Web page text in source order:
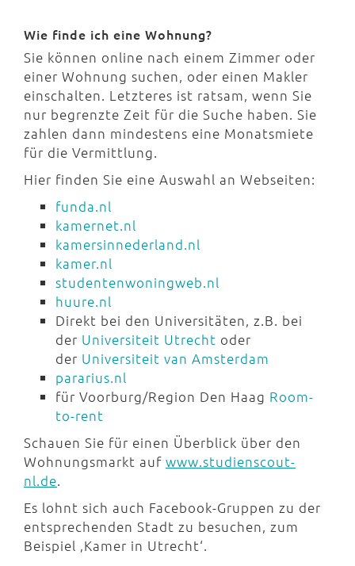
Wie finde ich eine Wohnung?
Sie können online nach einem Zimmer oder
einer Wohnung suchen, oder einen Makler
einschalten. Letzteres ist ratsam, wenn Sie
nur begrenzte Zeit für die Suche haben. Sie
zahlen dann mindestens eine Monatsmiete
für die Vermittlung.
Hier finden Sie eine Auswahl an Webseiten:
funda.nl
kamernet.nl
kamersinnederland.nl
kamer.nl
studentenwoningweb.nl
huure.nl
Direkt bei den Universitäten, z.B. bei
der Universiteit Utrecht oder
der Universiteit van Amsterdam
pararius.nl
für Voorburg/Region Den Haag Room-
to-rent
Schauen Sie für einen Überblick über den
Wohnungsmarkt auf www.studienscout-
nl.de.
Es lohnt sich auch Facebook-Gruppen zu der
entsprechenden Stadt zu besuchen, zum
Beispiel ‚Kamer in Utrecht‘.